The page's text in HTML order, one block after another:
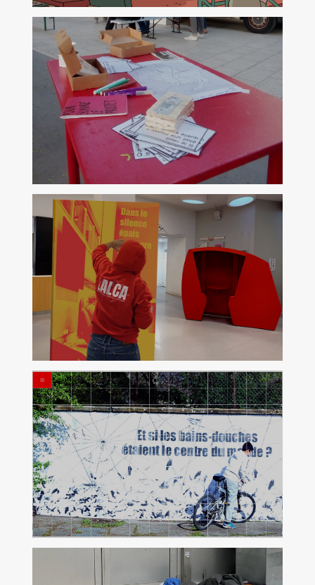
4 et 5 juillet à Genève
Bibliothèque & Hospitalité
Congrès de l'ABF
17 au 19 juin 2026 à Rennes
Atelier d'écriture
30 juin de 12h30 à 13h30
Bibliothèque de la Part-Dieu
Campement sonore
du 21 au 24 avril 2026
A la BM Part-Dieu, Lyon